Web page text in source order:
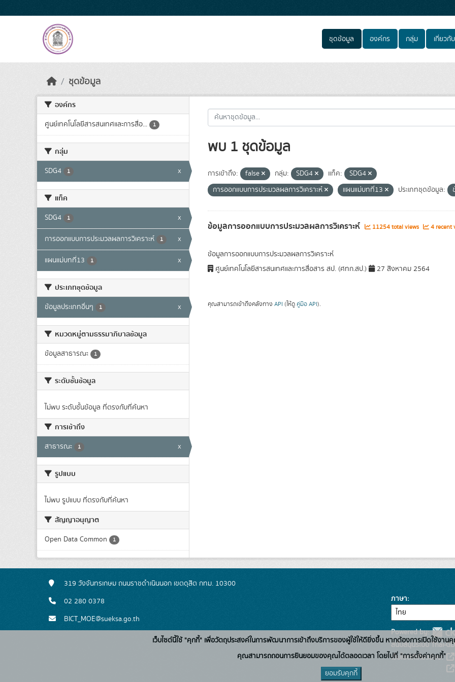
ชุดข้อมูล องค์กร กลุ่ม เกี่ยวกับ
ชุดข้อมูล
องค์กร
ศูนย์เทคโนโลยีสารสนเทศและการสื่อ... 1
กลุ่ม
SDG4 1 x
แท็ค
SDG4 1 x
การออกแบบการประมวลผลการวิเคราะห์ 1 x
แผนแม่บทที่13 1 x
ประเภทชุดข้อมูล
ข้อมูลประเภทอื่นๆ 1 x
หมวดหมู่ตามธรรมาภิบาลข้อมูล
ข้อมูลสาธารณะ 1
ระดับชั้นข้อมูล
ไม่พบ ระดับชั้นข้อมูล ที่ตรงกับที่ค้นหา
การเข้าถึง
สาธารณะ 1 x
รูปแบบ
ไม่พบ รูปแบบ ที่ตรงกับที่ค้นหา
สัญญาอนุญาต
Open Data Common 1
พบ 1 ชุดข้อมูล
การเข้าถึง: false กลุ่ม: SDG4 แท็ค:
SDG4
การออกแบบการประมวลผลการวิเคราะห์
แผนแม่บทที่13 ประเภทชุดข้อมูล:
ข้อมูลการออกแบบการประมวลผลการวิเคราะห์ 11254 total views 4 recent
ข้อมูลการออกแบบการประมวลผลการวิเคราะห์
ศูนย์เทคโนโลยีสารสนเทศและการสื่อสาร สป. (ศทก.สป.)
27 สิงหาคม 2564
คุณสามารถเข้าถึงคลังทาง API (ให้ดู คู่มือ API).
319 วังจันทรเกษม ถนนราชดำเนินนอก เขตดุสิต กทม. 10300
02 280 0378
BICT_MOE@sueksa.go.th
ภาษา
Powered by:
สนับสนุนระบบ Thai-
เว็บไซต์ที่เกี่ยวข้อง:
เว็บไซต์นี้ใช้ "คุกกี้" เพื่อวัตถุประสงค์ในการพัฒนาการเข้าถึงบริการของผู้ใช้ให้ดียิ่งขึ้น หากต้องการเปิดใช้งา
คุณสามารถถอนการยินยอมของคุณได้ตลอดเวลา โดยไปที่ "การตั้งค่าคุกกี้"
ยอมรับคุกกี้